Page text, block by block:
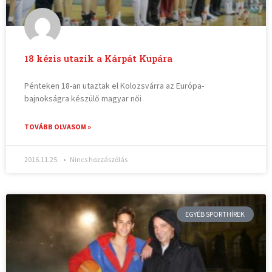
18 kézis utazik a Kárpát Kupára
Pénteken 18-an utaztak el Kolozsvárra az Európa-
bajnokságra készülő magyar női
TOVÁBB OLVASOM »
2016.11.25. Nincs hozzászólás
EGYÉB SPORTHÍREK